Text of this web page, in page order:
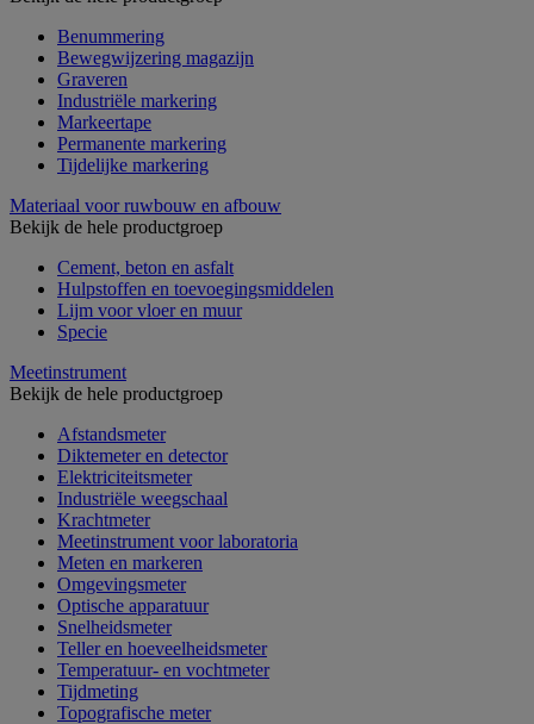
Benummering
Bewegwijzering magazijn
Graveren
Industriële markering
Markeertape
Permanente markering
Tijdelijke markering
Materiaal voor ruwbouw en afbouw
Bekijk de hele productgroep
Cement, beton en asfalt
Hulpstoffen en toevoegingsmiddelen
Lijm voor vloer en muur
Specie
Meetinstrument
Bekijk de hele productgroep
Afstandsmeter
Diktemeter en detector
Elektriciteitsmeter
Industriële weegschaal
Krachtmeter
Meetinstrument voor laboratoria
Meten en markeren
Omgevingsmeter
Optische apparatuur
Snelheidsmeter
Teller en hoeveelheidsmeter
Temperatuur- en vochtmeter
Tijdmeting
Topografische meter